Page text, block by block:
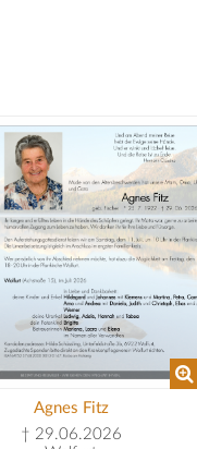
Agnes Fitz
† 29.06.2026